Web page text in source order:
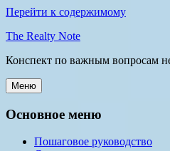
Перейти к содержимому
The Realty Note
Конспект по важным вопросам
Меню
Основное меню
Пошаговое руководство